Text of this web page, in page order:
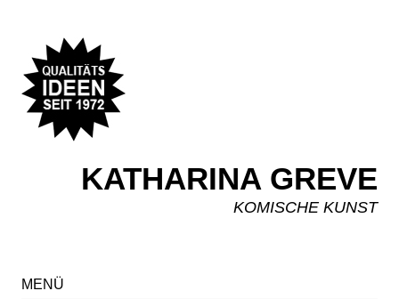
KATHARINA GREVE
KOMISCHE KUNST
MENÜ